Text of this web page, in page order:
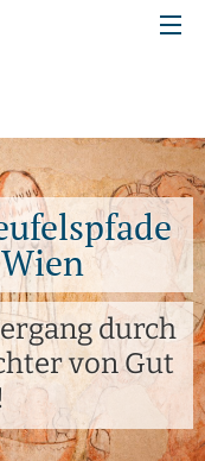
durch
von Gut